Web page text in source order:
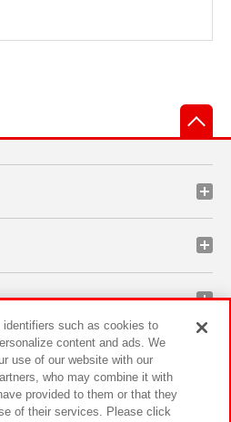
such as cookies to
content and ads. We
use of our website with our
who may combine it with
provided to them or that they
of their services. Please click